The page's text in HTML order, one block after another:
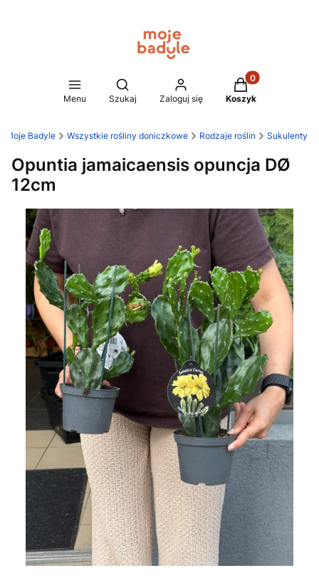
Menu
Otwórz wyszukiwarkę
Szukaj Zaloguj się
Produkty w
Koszyk
Moje Badyle Wszystkie rośliny doniczkowe Rodzaje roślin Sukulenty
Opuntia jamaicaensis opuncja DØ
12cm